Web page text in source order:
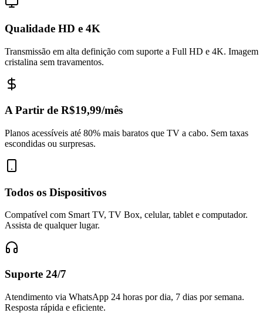
Qualidade HD e 4K
Transmissão em alta definição com suporte a Full HD e 4K. Imagem
cristalina sem travamentos.
A Partir de R$19,99/mês
Planos acessíveis até 80% mais baratos que TV a cabo. Sem taxas
escondidas ou surpresas.
Todos os Dispositivos
Compatível com Smart TV, TV Box, celular, tablet e computador.
Assista de qualquer lugar.
Suporte 24/7
Atendimento via WhatsApp 24 horas por dia, 7 dias por semana.
Resposta rápida e eficiente.